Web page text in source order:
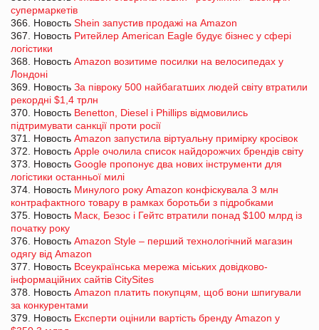
супермаркетів
366. Новость Shein запустив продажі на Amazon
367. Новость Ритейлер American Eagle будує бізнес у сфері
логістики
368. Новость Amazon возитиме посилки на велосипедах у
Лондоні
369. Новость За півроку 500 найбагатших людей світу втратили
рекордні $1,4 трлн
370. Новость Benetton, Diesel і Phillips відмовились
підтримувати санкції проти росії
371. Новость Amazon запустила віртуальну примірку кросівок
372. Новость Apple очолила список найдорожчих брендів світу
373. Новость Google пропонує два нових інструменти для
логістики останньої милі
374. Новость Минулого року Amazon конфіскувала 3 млн
контрафактного товару в рамках боротьби з підробками
375. Новость Маск, Безос і Гейтс втратили понад $100 млрд із
початку року
376. Новость Amazon Style – перший технологічний магазин
одягу від Amazon
377. Новость Всеукраїнська мережа міських довідково-
інформаційних сайтів CitySites
378. Новость Amazon платить покупцям, щоб вони шпигували
за конкурентами
379. Новость Експерти оцінили вартість бренду Amazon у